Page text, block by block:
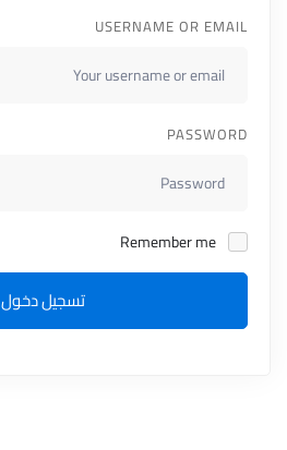
USERNAME OR EMAIL
PASSWORD
تسجيل دخول